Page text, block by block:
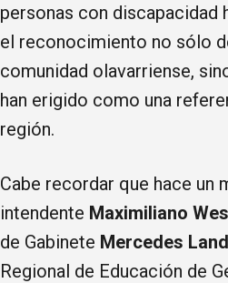
personas con discapacidad
el reconocimiento no sólo
comunidad olavarriense,
han erigido como una
región.
Cabe recordar que hace un
intendente Maximiliano
de Gabinete Mercedes
Regional de Educación de